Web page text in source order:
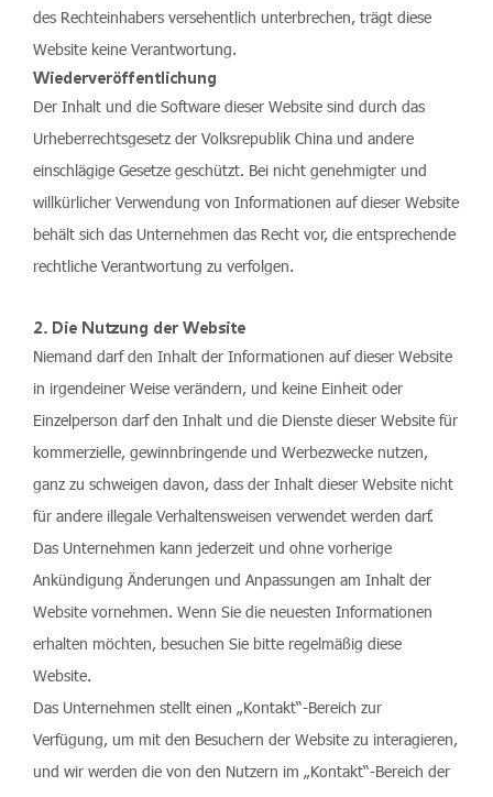
des Rechteinhabers versehentlich unterbrechen, trägt diese
Website keine Verantwortung.
Wiederveröffentlichung
Der Inhalt und die Software dieser Website sind durch das
Urheberrechtsgesetz der Volksrepublik China und andere
einschlägige Gesetze geschützt. Bei nicht genehmigter und
willkürlicher Verwendung von Informationen auf dieser Website
behält sich das Unternehmen das Recht vor, die entsprechende
rechtliche Verantwortung zu verfolgen.
2. Die Nutzung der Website
Niemand darf den Inhalt der Informationen auf dieser Website
in irgendeiner Weise verändern, und keine Einheit oder
Einzelperson darf den Inhalt und die Dienste dieser Website für
kommerzielle, gewinnbringende und Werbezwecke nutzen,
ganz zu schweigen davon, dass der Inhalt dieser Website nicht
für andere illegale Verhaltensweisen verwendet werden darf.
Das Unternehmen kann jederzeit und ohne vorherige
Ankündigung Änderungen und Anpassungen am Inhalt der
Website vornehmen. Wenn Sie die neuesten Informationen
erhalten möchten, besuchen Sie bitte regelmäßig diese
Website.
Das Unternehmen stellt einen „Kontakt“-Bereich zur
Verfügung, um mit den Besuchern der Website zu interagieren,
und wir werden die von den Nutzern im „Kontakt“-Bereich der